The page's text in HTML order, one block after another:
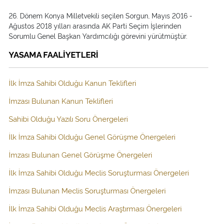
26. Dönem Konya Milletvekili seçilen Sorgun, Mayıs 2016 -
Ağustos 2018 yılları arasında AK Parti Seçim İşlerinden
Sorumlu Genel Başkan Yardımcılığı görevini yürütmüştür.
YASAMA FAALİYETLERİ
İlk İmza Sahibi Olduğu Kanun Teklifleri
İmzası Bulunan Kanun Teklifleri
Sahibi Olduğu Yazılı Soru Önergeleri
İlk İmza Sahibi Olduğu Genel Görüşme Önergeleri
İmzası Bulunan Genel Görüşme Önergeleri
İlk İmza Sahibi Olduğu Meclis Soruşturması Önergeleri
İmzası Bulunan Meclis Soruşturması Önergeleri
İlk İmza Sahibi Olduğu Meclis Araştırması Önergeleri